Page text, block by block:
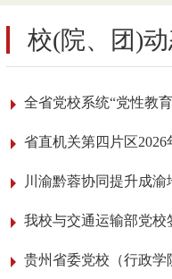
校(院、团)
我校与交通运输部党校